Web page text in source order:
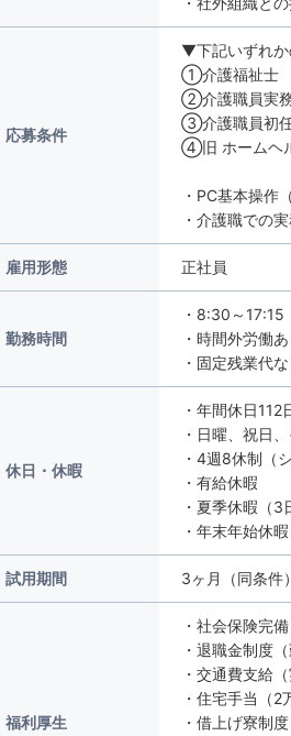
応募条件
▼下記いずれか
①介護福祉士
②介護職員実
③介護職員初
④旧 ホームヘ
・PC基本操作
・介護職での
雇用形態 正社員
勤務時間
・8:30～17:15
・時間外労働
・固定残業代な
休日・休暇
・年間休日112
・日曜、祝日
・4週8休制（
・有給休暇
・夏季休暇（3
・年末年始休暇
試用期間 3ヶ月（同条件）
福利厚生
・社会保険完備
・退職金制度
・交通費支給
・住宅手当（2
・借上げ寮制